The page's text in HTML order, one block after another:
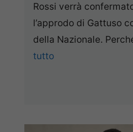
Rossi verrà
l’approdo di Gattuso
della Nazionale.
tutto